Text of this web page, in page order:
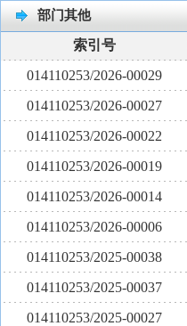
部门其他
索引号
014110253/2026-00029
014110253/2026-00027
014110253/2026-00022
014110253/2026-00019
014110253/2026-00014
014110253/2026-00006
014110253/2025-00038
014110253/2025-00037
014110253/2025-00027